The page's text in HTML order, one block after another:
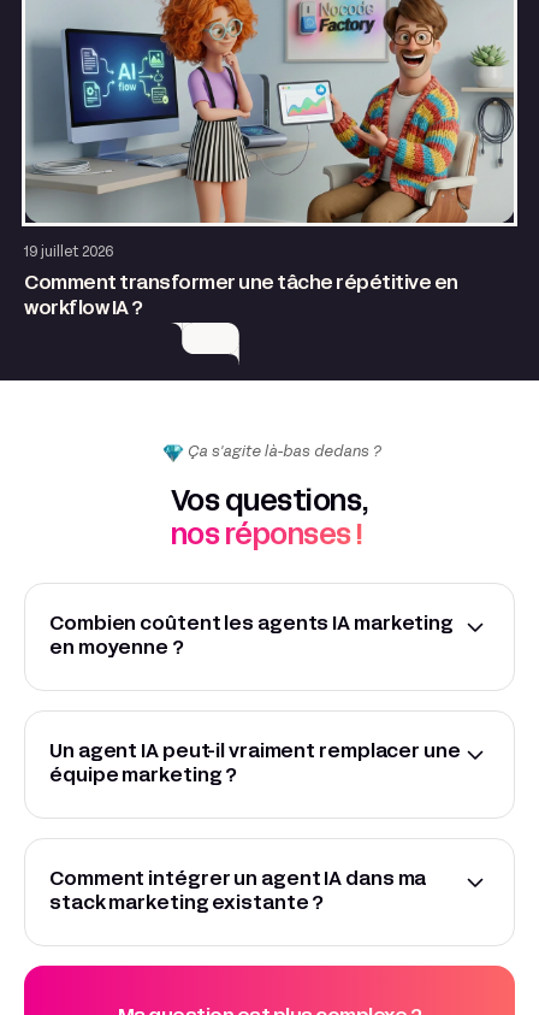
19 juillet 2026
Comment transformer une tâche répétitive en
workflow IA ?
Ça s'agite là-bas dedans ?
Vos questions,
nos réponses !
Combien coûtent les agents IA marketing
en moyenne ?
Un agent IA peut-il vraiment remplacer une
équipe marketing ?
Comment intégrer un agent IA dans ma
stack marketing existante ?